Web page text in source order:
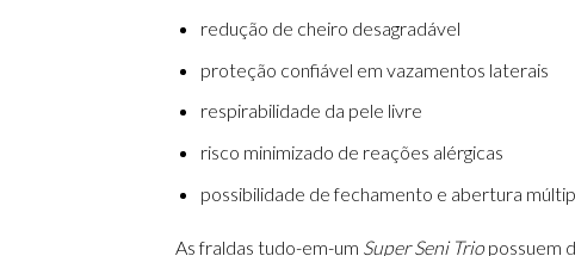
redução de cheiro desagradável
proteção confiável em vazamentos laterais
respirabilidade da pele livre
risco minimizado de reações alérgicas
possibilidade de fechamento e abertura
As fraldas tudo-em-um Super Seni Triopossuem